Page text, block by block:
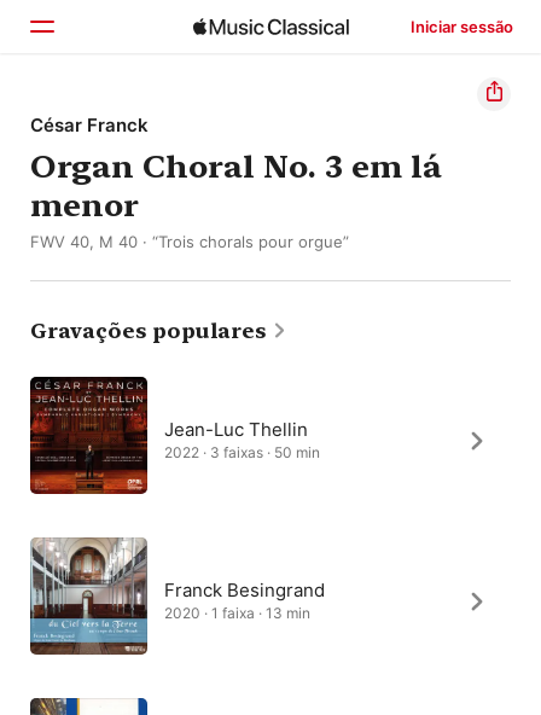
Iniciar sessão
Início
Explorar
Buscar
César Franck
Organ Choral No. 3 em lá
menor
FWV 40, M 40 · “Trois chorals pour orgue”
Gravações populares
Jean-Luc Thellin
2022 · 3 faixas · 50 min
Franck Besingrand
2020 · 1 faixa · 13 min